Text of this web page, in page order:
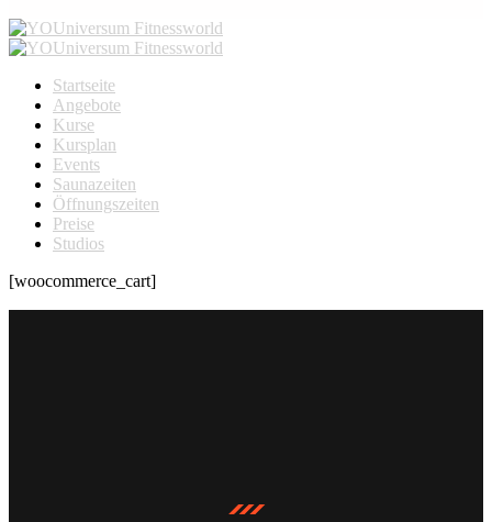
Startseite
Angebote
Kurse
Kursplan
Events
Saunazeiten
Öffnungszeiten
Preise
Studios
[woocommerce_cart]